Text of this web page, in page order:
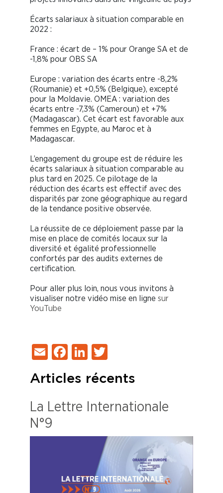
Écarts salariaux à situation comparable en
2022 :
France : écart de – 1% pour Orange SA et de
-1,8% pour OBS SA
Europe : variation des écarts entre -8,2%
(Roumanie) et +0,5% (Belgique), excepté
pour la Moldavie. OMEA : variation des
écarts entre -7,3% (Cameroun) et +7%
(Madagascar). Cet écart est favorable aux
femmes en Egypte, au Maroc et à
Madagascar.
L’engagement du groupe est de réduire les
écarts salariaux à situation comparable au
plus tard en 2025. Ce pilotage de la
réduction des écarts est effectif avec des
disparités par zone géographique au regard
de la tendance positive observée.
La réussite de ce déploiement passe par la
mise en place de comités locaux sur la
diversité et égalité professionnelle
confortés par des audits externes de
certification.
Pour aller plus loin, nous vous invitons à
visualiser notre vidéo mise en ligne sur
YouTube
EmailFacebook
LinkedIn
Articles récents
La Lettre Internationale
N°9